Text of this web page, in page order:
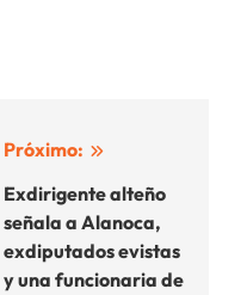
Próximo:
Exdirigente alteño
señala a Alanoca,
exdiputados evistas
y una funcionaria de